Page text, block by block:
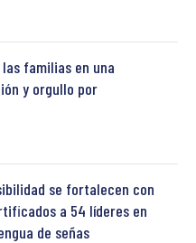
familias en una
y orgullo por
se fortalecen con
a 54 líderes en
de señas